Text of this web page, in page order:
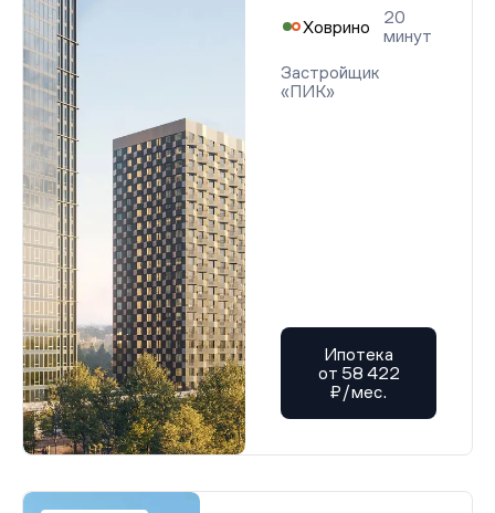
Ховрино
20
минут
Застройщик
«ПИК»
Ипотека
от 58 422
₽/мес.